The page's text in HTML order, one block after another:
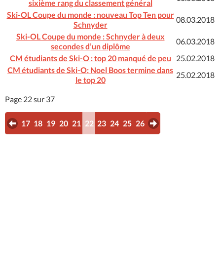
sixième rang du classement général
Ski-OL Coupe du monde : nouveau Top Ten pour
Schnyder
08.03.2018
Ski-OL Coupe du monde : Schnyder à deux
secondes d’un diplôme
06.03.2018
CM étudiants de Ski-O : top 20 manqué de peu
25.02.2018
CM étudiants de Ski-O: Noel Boos termine dans
le top 20
25.02.2018
Page 22 sur 37
17 18 19 20 21 22 23 24 25 26